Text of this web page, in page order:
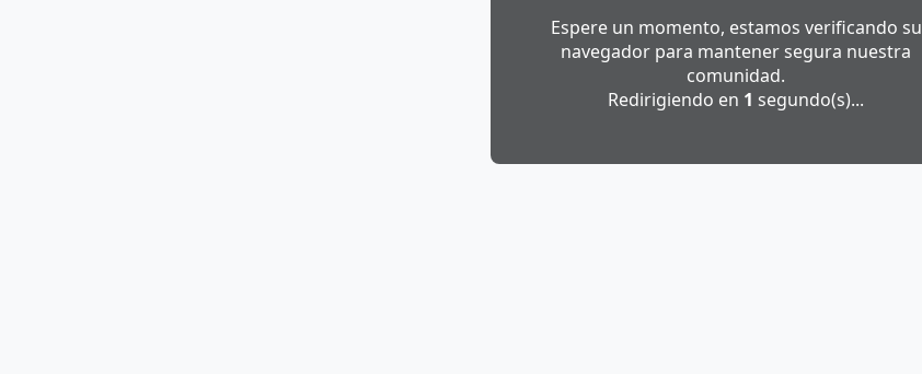
Espere un momento, estamos verificando su
navegador para mantener segura nuestra
comunidad.
Redirigiendo en 1 segundo(s)...